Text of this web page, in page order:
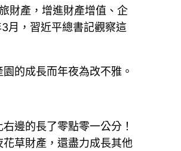
財產，增進財產增值、企
月，習近平總書記觀察這
的成長而年夜為改不雅。
邊的長了零點零一公分！
草財產，還盡力成長其他